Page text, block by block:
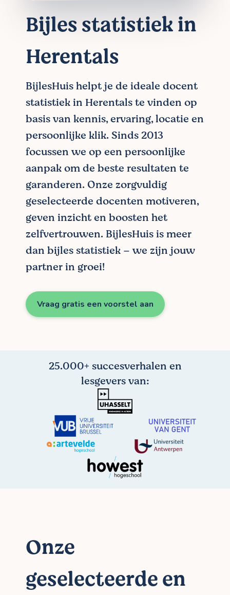
Bijles statistiek in
Herentals
BijlesHuis helpt je de ideale docent
statistiek in Herentals te vinden op
basis van kennis, ervaring, locatie en
persoonlijke klik. Sinds 2013
focussen we op een persoonlijke
aanpak om de beste resultaten te
garanderen. Onze zorgvuldig
geselecteerde docenten motiveren,
geven inzicht en boosten het
zelfvertrouwen. BijlesHuis is meer
dan bijles statistiek – we zijn jouw
partner in groei!
Vraag gratis een voorstel aan
25.000+ succesverhalen en
lesgevers van:
Onze
geselecteerde en